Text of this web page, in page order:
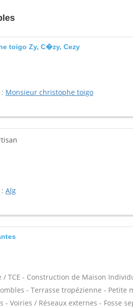
toigo Zy, C�zy, Cezy
Monsieur christophe toigo
Alg
TCE - Construction de Maison
- Terrasse tropézienne - Petite
- Voiries / Réseaux externes - Fosse